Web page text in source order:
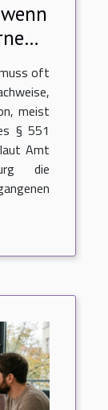
oft
meist
§ 551
Amt
die